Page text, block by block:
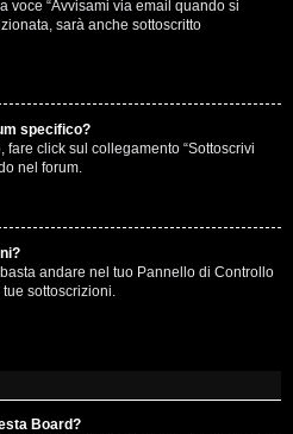
voce “Avvisami via email quando si
sarà anche sottoscritto
specifico?
fare click sul collegamento “Sottoscrivi
nel forum.
andare nel tuo Pannello di Controllo
sottoscrizioni.
Board?